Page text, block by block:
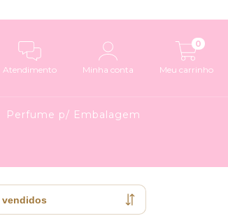
Atendimento Minha conta Meu carrinho
0
Perfume p/ Embalagem